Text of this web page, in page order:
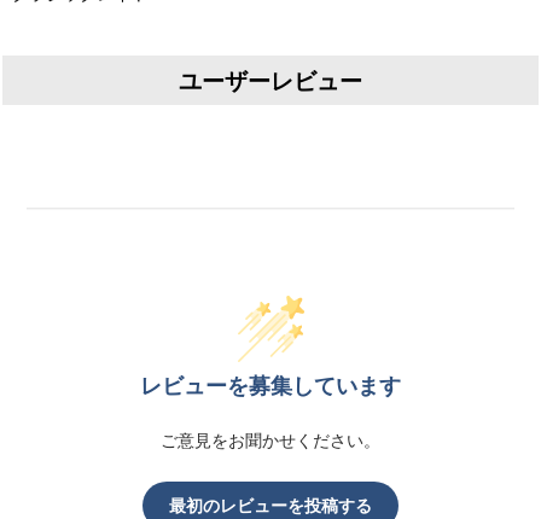
ユーザーレビュー
レビューを募集しています
ご意見をお聞かせください。
最初のレビューを投稿する